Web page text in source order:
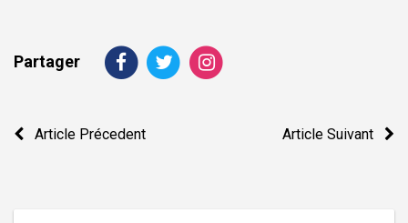
Partager
Navigation
Article Précedent Article Suivant